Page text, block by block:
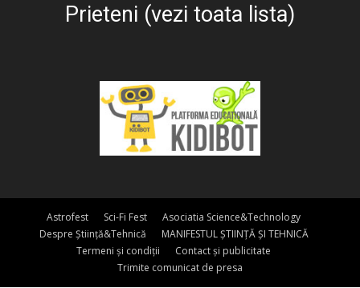
Prieteni (vezi toata lista)
Astrofest Sci-Fi Fest
Asociatia Science&Technology
Despre Știință&Tehnică
MANIFESTUL ȘTIINȚĂ ȘI TEHNICĂ
Termeni și condiții
Contact și publicitate
Trimite comunicat de presa